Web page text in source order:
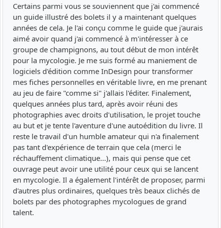
Certains parmi vous se souviennent que j'ai commencé
un guide illustré des bolets il y a maintenant quelques
années de cela. Je l'ai conçu comme le guide que j'aurais
aimé avoir quand j'ai commencé à m'intéresser à ce
groupe de champignons, au tout début de mon intérêt
pour la mycologie. Je me suis formé au maniement de
logiciels d'édition comme InDesign pour transformer
mes fiches personnelles en véritable livre, en me prenant
au jeu de faire "comme si" j'allais l'éditer. Finalement,
quelques années plus tard, après avoir réuni des
photographies avec droits d'utilisation, le projet touche
au but et je tente l'aventure d'une autoédition du livre. Il
reste le travail d'un humble amateur qui n'a finalement
pas tant d'expérience de terrain que cela (merci le
réchauffement climatique...), mais qui pense que cet
ouvrage peut avoir une utilité pour ceux qui se lancent
en mycologie. Il a également l'intérêt de proposer, parmi
d'autres plus ordinaires, quelques très beaux clichés de
bolets par des photographes mycologues de grand
talent.